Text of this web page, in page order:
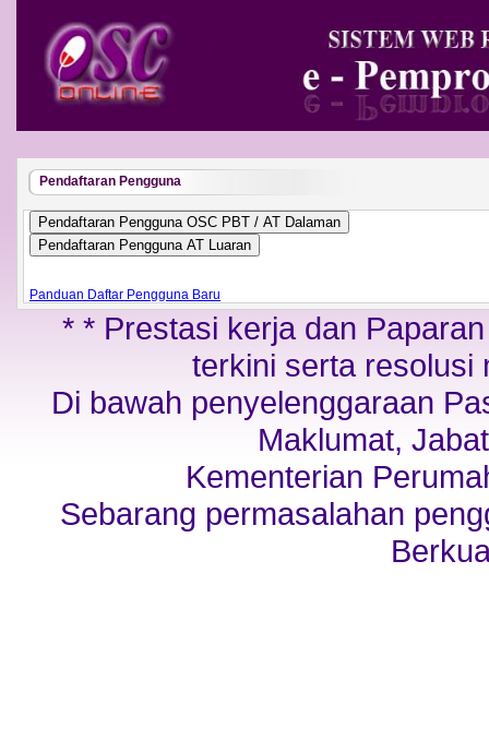
Pendaftaran Pengguna
Panduan Daftar Pengguna Baru
* * Prestasi kerja dan
terkini serta resolusi
Di bawah penyelenggaraan
Maklumat,
Kementerian
Sebarang permasalahan